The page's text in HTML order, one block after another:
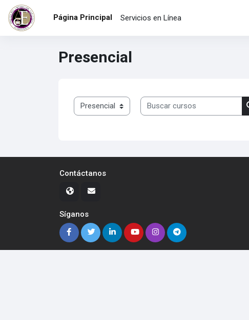
Salta al contenido principal
Página Principal
Servicios en Línea
Presencial
Categorías
Buscar cursos
Contáctanos
Síganos